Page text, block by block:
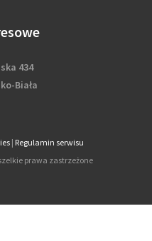
434
Biała
| Regulamin serwisu
prawa zastrzeżone